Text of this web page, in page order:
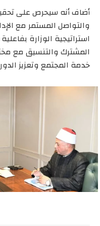
أضاف أنه سيحرص على
والتواصل المستمر مع
استراتيجية الوزارة
المشترك والتنسيق مع
خدمة المجتمع وتعزيز